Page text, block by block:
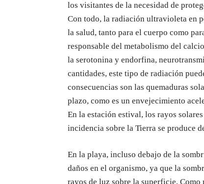
los visitantes de la necesidad de
Con todo, la radiación ultravioleta en
la salud, tanto para el cuerpo como
responsable del metabolismo del
la serotonina y endorfina,
cantidades, este tipo de radiación
consecuencias son las quemaduras
plazo, como es un envejecimiento
En la estación estival, los rayos
incidencia sobre la Tierra se produce
En la playa, incluso debajo de la
daños en el organismo, ya que la
rayos de luz sobre la superficie.